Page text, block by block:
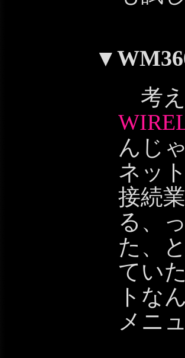
▼
考え
んじ
ネッ
接続
る、
た、
てい
トな
メニ